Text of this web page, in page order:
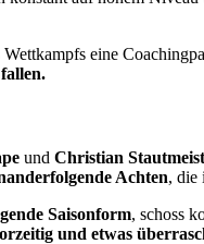
Wettkampfs eine
und Christian
Achten, die
Saisonform, schoss
und etwas